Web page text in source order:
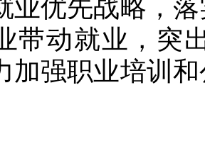
业优先战略，
带动就业，突
加强职业培训